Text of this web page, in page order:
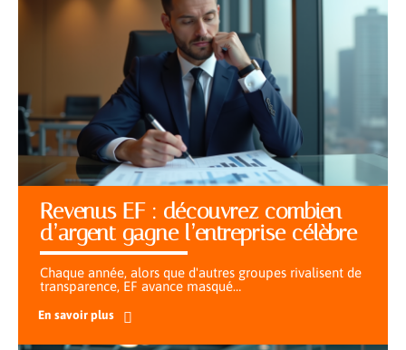
Revenus EF : découvrez combien
d’argent gagne l’entreprise célèbre
Chaque année, alors que d'autres groupes rivalisent de
transparence, EF avance masqué…
En savoir plus